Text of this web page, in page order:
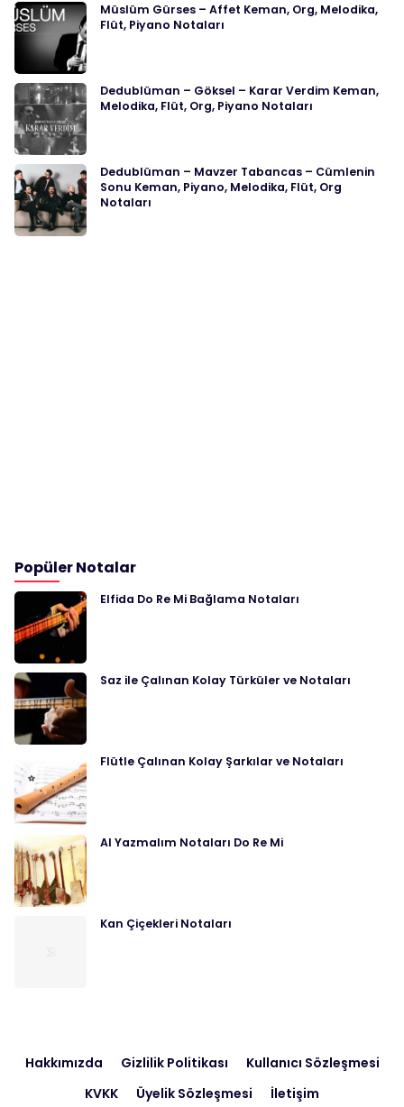
Müslüm Gürses – Affet Keman, Org, Melodika,
Flüt, Piyano Notaları
Dedublüman – Göksel – Karar Verdim Keman,
Melodika, Flüt, Org, Piyano Notaları
Dedublüman – Mavzer Tabancas – Cümlenin
Sonu Keman, Piyano, Melodika, Flüt, Org
Notaları
Popüler Notalar
Elfida Do Re Mi Bağlama Notaları
Saz ile Çalınan Kolay Türküler ve Notaları
Flütle Çalınan Kolay Şarkılar ve Notaları
Al Yazmalım Notaları Do Re Mi
Kan Çiçekleri Notaları
Hakkımızda Gizlilik Politikası
Kullanıcı Sözleşmesi
KVKK
Üyelik Sözleşmesi İletişim